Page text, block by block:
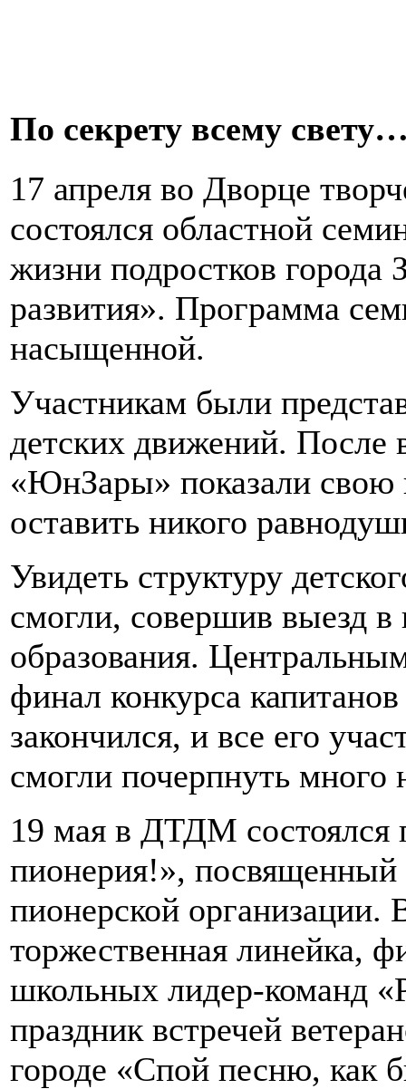
По секрету всему
17 апреля во Дворце
состоялся областной
жизни подростков города
развития». Программа
насыщенной.
Участникам были
детских движений. После
«ЮнЗары» показали свою
оставить никого
Увидеть структуру
смогли, совершив выезд
образования.
финал конкурса
закончился, и все его
смогли почерпнуть много
19 мая в ДТДМ состоялся
пионерия!»,
пионерской организации.
торжественная линейка,
школьных лидер-команд
праздник встречей
городе «Спой песню, как